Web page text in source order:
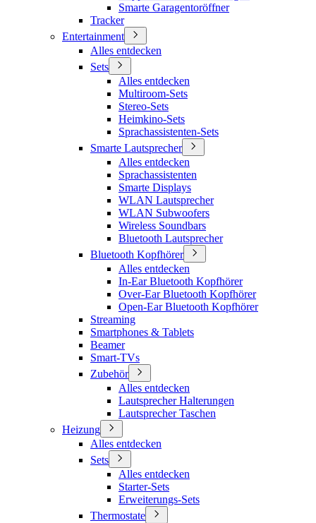
Smarte Garagentoröffner
Tracker
Entertainment
Alles entdecken
Sets
Alles entdecken
Multiroom-Sets
Stereo-Sets
Heimkino-Sets
Sprachassistenten-Sets
Smarte Lautsprecher
Alles entdecken
Sprachassistenten
Smarte Displays
WLAN Lautsprecher
WLAN Subwoofers
Wireless Soundbars
Bluetooth Lautsprecher
Bluetooth Kopfhörer
Alles entdecken
In-Ear Bluetooth Kopfhörer
Over-Ear Bluetooth Kopfhörer
Open-Ear Bluetooth Kopfhörer
Streaming
Smartphones & Tablets
Beamer
Smart-TVs
Zubehör
Alles entdecken
Lautsprecher Halterungen
Lautsprecher Taschen
Heizung
Alles entdecken
Sets
Alles entdecken
Starter-Sets
Erweiterungs-Sets
Thermostate